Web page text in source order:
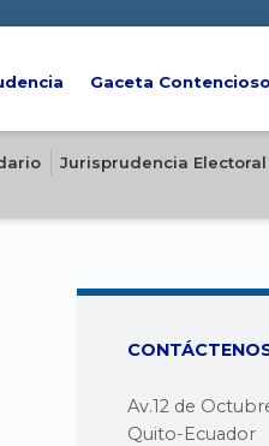
Gaceta
Jurisprudencia Electoral
Av.12 de
Quito-Ecuador